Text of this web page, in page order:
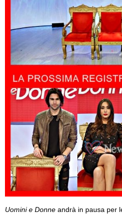
Uomini e Donne andrà in pausa per